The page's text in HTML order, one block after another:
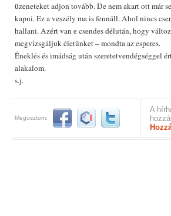
üzeneteket adjon tovább. De nem akart ott már
kapni. Ez a veszély ma is fennáll. Ahol nincs
hallani. Azért van e csendes délután, hogy
megvizsgáljuk életünket – mondta az esperes.
Éneklés és imádság után szeretetvendégséggel
alakalom.
s.j.
Megosztom:
A